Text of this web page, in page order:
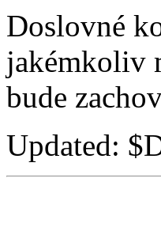
Doslovné
jakémkoliv
bude
Updated: